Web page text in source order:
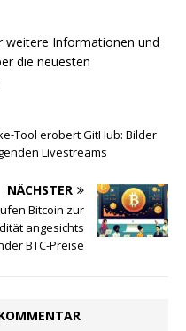
weitere Informationen und
die neuesten
Tool erobert GitHub: Bilder
Livestreams
NÄCHSTER
Bitcoin zur
angesichts
BTC-Preise